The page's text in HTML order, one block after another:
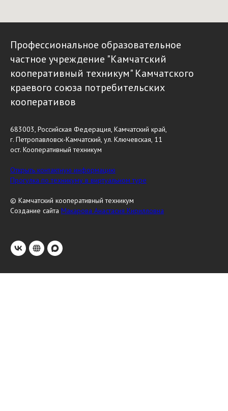
Профессиональное образовательное
частное учреждение "Камчатский
кооперативный техникум" Камчатского
краевого союза потребительских
кооперативов
683003, Российская Федерация, Камчатский край,
г. Петропавловск-Камчатский, ул. Ключевская, 11
ост. Кооперативный техникум
Открыть контактную информацию
Прогулка по техникуму в виртуальном туре
© Камчатский кооперативный техникум
Создание сайта Макарова Анастасия Кирилловна